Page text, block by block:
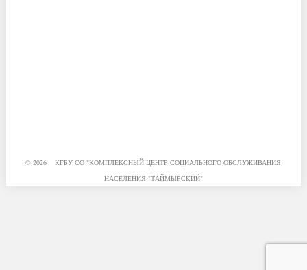
© 2026 КГБУ СО "КОМПЛЕКСНЫЙ ЦЕНТР СОЦИАЛЬНОГО ОБСЛУЖИВАНИЯ
НАСЕЛЕНИЯ "ТАЙМЫРСКИЙ"